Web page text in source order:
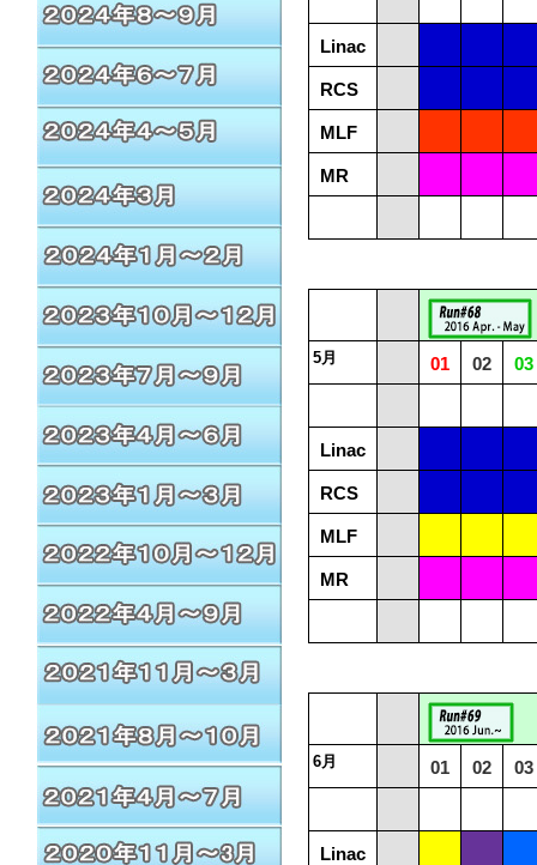
Linac
RCS
MLF
MR
5月 01 02 03
Linac
RCS
MLF
MR
6月 01 02 03
Linac